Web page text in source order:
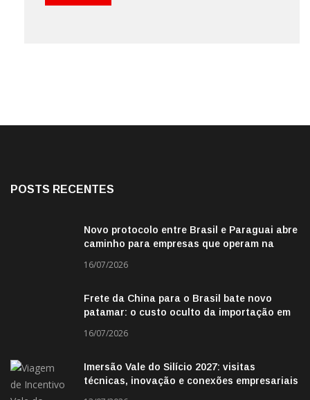
POSTS RECENTES
Novo protocolo entre Brasil e Paraguai abre
caminho para empresas que operam na
16/07/2026
Frete da China para o Brasil bate novo
patamar: o custo oculto da importação em
16/07/2026
Imersão Vale do Silício 2027: visitas
técnicas, inovação e conexões empresariais